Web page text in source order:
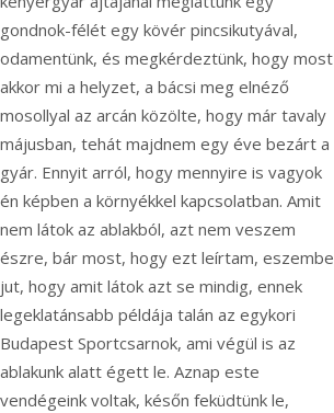
gondnok-félét egy kövér pincsikutyával,
odamentünk, és megkérdeztünk, hogy most
akkor mi a helyzet, a bácsi meg elnéző
mosollyal az arcán közölte, hogy már tavaly
májusban, tehát majdnem egy éve bezárt a
gyár. Ennyit arról, hogy mennyire is vagyok
én képben a környékkel kapcsolatban. Amit
nem látok az ablakból, azt nem veszem
észre, bár most, hogy ezt leírtam, eszembe
jut, hogy amit látok azt se mindig, ennek
legeklatánsabb példája talán az egykori
Budapest Sportcsarnok, ami végül is az
ablakunk alatt égett le. Aznap este
vendégeink voltak, későn feküdtünk le,